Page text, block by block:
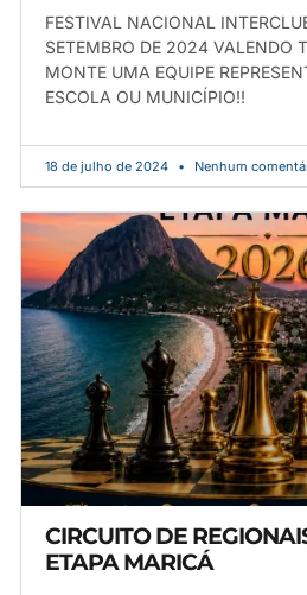
FESTIVAL NACIONAL
SETEMBRO DE 2024 VALENDO
MONTE UMA EQUIPE
ESCOLA OU MUNICÍPIO!!
18 de julho de 2024 Nenhum
CIRCUITO DE
ETAPA MARICÁ